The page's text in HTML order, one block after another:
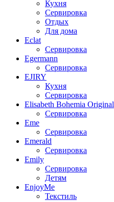
Кухня
Сервировка
Отдых
Для дома
Eclat
Сервировка
Egermann
Сервировка
EJIRY
Кухня
Сервировка
Elisabeth Bohemia Original
Сервировка
Eme
Сервировка
Emerald
Сервировка
Emily
Сервировка
Детям
EnjoyMe
Текстиль